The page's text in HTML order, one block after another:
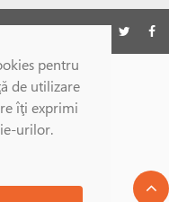
pentru
de utilizare
îţi exprimi
urilor.